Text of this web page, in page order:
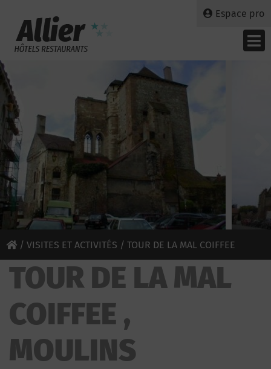
Espace pro
/ VISITES ET ACTIVITÉS / TOUR DE LA MAL COIFFEE
TOUR DE LA MAL
COIFFEE ,
MOULINS